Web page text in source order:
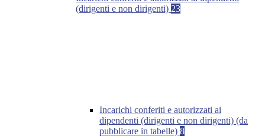
(dirigenti e non dirigenti) 23
Incarichi conferiti e autorizzati ai
dipendenti (dirigenti e non dirigenti) (da
pubblicare in tabelle) 8